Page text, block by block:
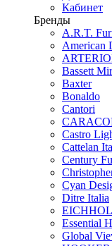
Кабинет
Бренды
A.R.T.
American
Bassett
Baxter
Bonaldo
Cantori
Castro
Cattelan
Century
Cyan
Ditre Italia
Essential
Global